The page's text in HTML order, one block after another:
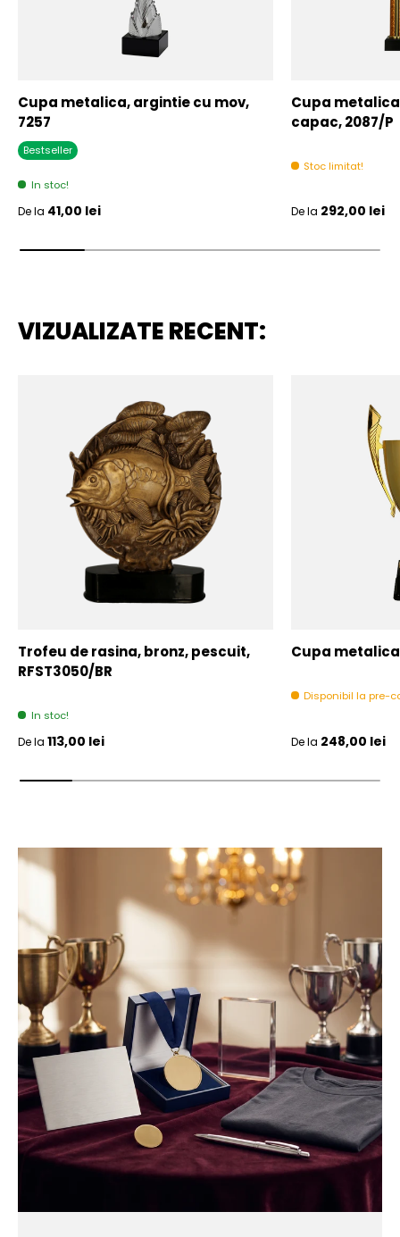
Cupa metalica, argintie cu mov,
7257
Bestseller
In stoc!
Pret initial
De la 41,00 lei
Cupa
capac, 2087/P
Stoc limitat!
Pret initial
De la 292,00 lei
VIZUALIZATE RECENT:
Trofeu de rasina, bronz, pescuit,
RFST3050/BR
In stoc!
Pret initial
De la 113,00 lei
Cupa
Disponibil la pre-
Pret initial
De la 248,00 lei